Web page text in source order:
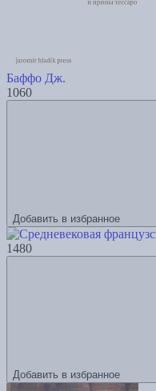
Баффо Дж.
1060
Добавить в избранное
1480
Добавить в избранное